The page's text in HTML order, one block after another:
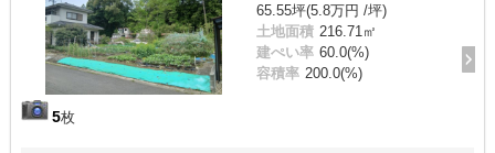
5枚
65.55坪(5.8万円 /坪)
土地面積 216.71㎡
建ぺい率 60.0(%)
容積率 200.0(%)